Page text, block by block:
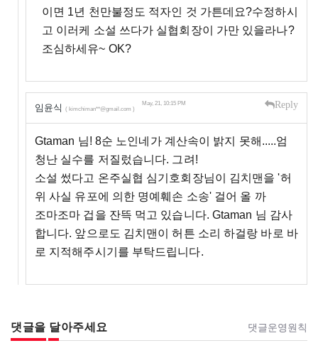
이면 1년 천만불정도 적자인 것 가튼데요?수정하시
고 이러케 소설 쓰다가 실협회장이 가만 있을라나?
조심하세유~ OK?
임윤식 ( kimchiman**@gmail.com )
May, 21, 10:15 PM Reply
Gtaman 님! 8순 노인네가 계산속이 밝지 못해.....엄
청난 실수를 저질렀습니다. 그려!
소설 썼다고 온주실협 심기호회장님이 김치맨을 '허
위 사실 유포에 의한 명예훼손 소송' 걸어 올 까
조마조마 겁을 잔뜩 먹고 있습니다. Gtaman 님 감사
합니다. 앞으로도 김치맨이 허튼 소리 하걸랑 바로 바
로 지적해주시기를 부탁드립니다.
댓글을 달아주세요 댓글운영원칙